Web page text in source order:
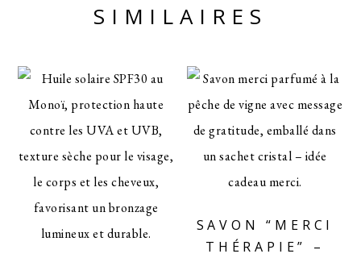
SIMILAIRES
SAVON “MERCI
THÉRAPIE” –